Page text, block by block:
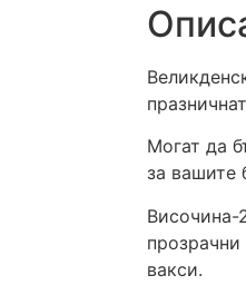
Могат да
за вашите
Височина-
вакси.